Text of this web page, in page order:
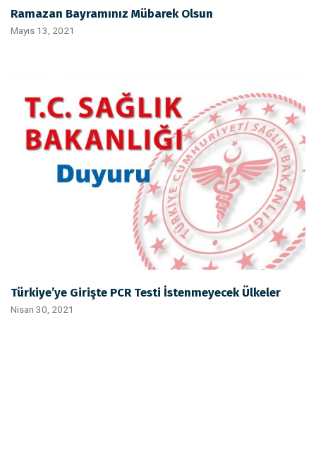
Ramazan Bayramınız Mübarek Olsun
Mayıs 13, 2021
Türkiye’ye Girişte PCR Testi İstenmeyecek Ülkeler
Nisan 30, 2021